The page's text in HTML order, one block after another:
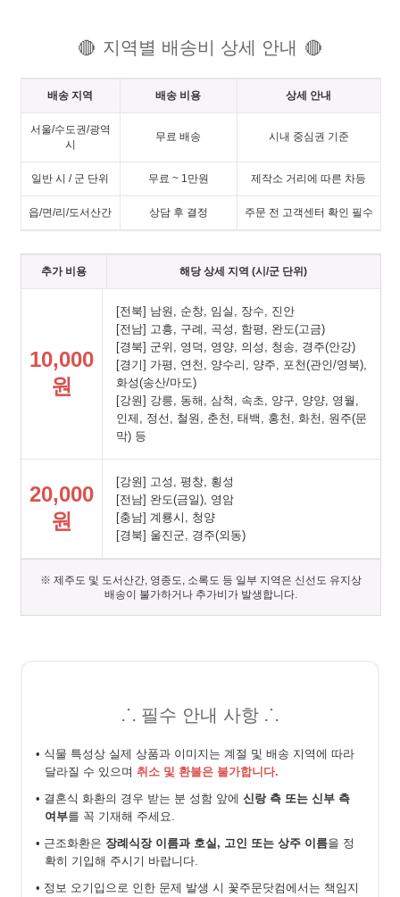
🔴 지역별 배송비 상세 안내 🔴
배송 지역 배송 비용 상세 안내
서울/수도권/광역
시
무료 배송 시내 중심권 기준
일반 시 / 군 단위 무료 ~ 1만원 제작소 거리에 따른 차등
읍/면/리/도서산간 상담 후 결정 주문 전 고객센터 확인 필수
추가 비용 해당 상세 지역 (시/군 단위)
10,000
원
[전북] 남원, 순창, 임실, 장수, 진안
[전남] 고흥, 구례, 곡성, 함평, 완도(고금)
[경북] 군위, 영덕, 영양, 의성, 청송, 경주(안강)
[경기] 가평, 연천, 양수리, 양주, 포천(관인/영북),
화성(송산/마도)
[강원] 강릉, 동해, 삼척, 속초, 양구, 양양, 영월,
인제, 정선, 철원, 춘천, 태백, 홍천, 화천, 원주(문
막) 등
20,000
원
[강원] 고성, 평창, 횡성
[전남] 완도(금일), 영암
[충남] 계룡시, 청양
[경북] 울진군, 경주(외동)
※ 제주도 및 도서산간, 영종도, 소록도 등 일부 지역은 신선도 유지상
배송이 불가하거나 추가비가 발생합니다.
⸫ 필수 안내 사항 ⸫
• 식물 특성상 실제 상품과 이미지는 계절 및 배송 지역에 따라
달라질 수 있으며 취소 및 환불은 불가합니다.
• 결혼식 화환의 경우 받는 분 성함 앞에 신랑 측 또는 신부 측
여부를 꼭 기재해 주세요.
• 근조화환은 장례식장 이름과 호실, 고인 또는 상주 이름을 정
확히 기입해 주시기 바랍니다.
• 정보 오기입으로 인한 문제 발생 시 꽃주문닷컴에서는 책임지